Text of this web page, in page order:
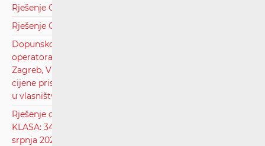
Rješenje Općina Staro Petrovo Selo.pdf
Rješenje Općina Sveti Lovreč.pdf
Dopunsko rješenje u sporu pokrenutom na zahtjev
operatora javnih komunikacijskih mreža A1 Hrvatska d.o.o.,
Zagreb, Vrtni put 1, protiv Grada Zadra, radi utvrđivanja
cijene pristupa i korištenje stupova niskonaponske mreže
u vlasništvu Grada Zadra.pdf
Rješenje o ispravljanju greške u Privremenom rješenju
KLASA: 344-01/21-03/04, URBROJ: 376-05-1-21-04 od 12.
srpnja 2021. kojim su društvu OT-Optima Telekom d.d.